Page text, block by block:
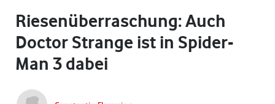
Riesenüberraschung: Auch
Doctor Strange ist in Spider-
Man 3 dabei